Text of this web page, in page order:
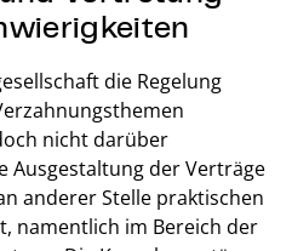
die Regelung
nicht darüber
Ausgestaltung der Verträge
anderer Stelle praktischen
namentlich im Bereich der